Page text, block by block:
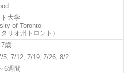
ト大学
of Toronto
タリオ州トロント）
歳
5, 7/12, 7/19, 7/26, 8/2
6週間